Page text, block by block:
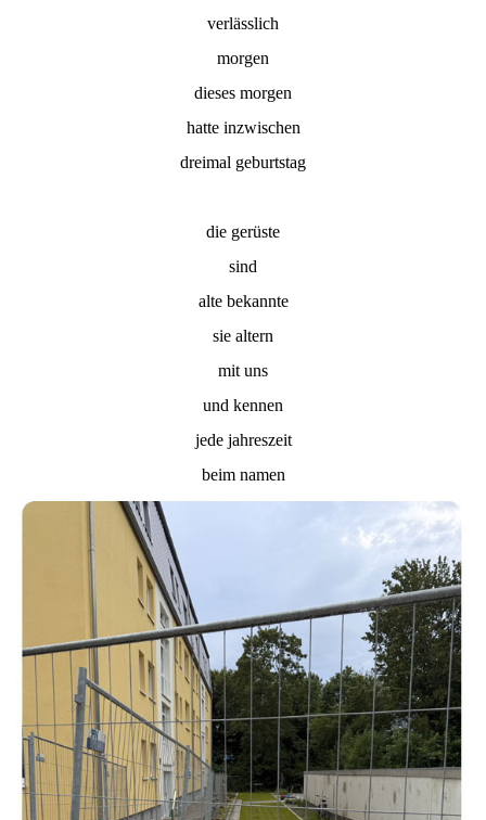
verlässlich
morgen
dieses morgen
hatte inzwischen
dreimal geburtstag
die gerüste
sind
alte bekannte
sie altern
mit uns
und kennen
jede jahreszeit
beim namen